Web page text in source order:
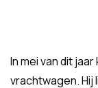
In mei van dit
vrachtwagen. Hij